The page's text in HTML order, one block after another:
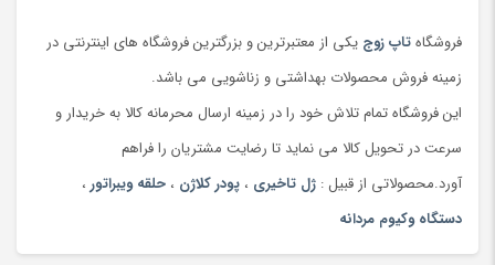
فروشگاهتاپ زوج یکی از معتبرترین و بزرگترین فروشگاه های اینترنتی در
زمینه فروش محصولات بهداشتی و زناشویی می باشد.
این فروشگاه تمام تلاش خود را در زمینه ارسال محرمانه کالا به خریدار و
سرعت در تحویل کالا می نماید تا رضایت مشتریان را فراهم
آورد.محصولاتی از قبیل : ژل تاخیری ، پودر کلاژن ، حلقه ویبراتور ،
دستگاه وکیوم مردانه
افرادی که تمایل به جراحی یا بیهوشی ندارند
افرادی که مایل به ایجاد زخم یا اسکار بعد از عمل نمیباشند
افرادی که سابقه جراحی پلک داشته و مجددا پلک آنها دچار افتادگی
شده